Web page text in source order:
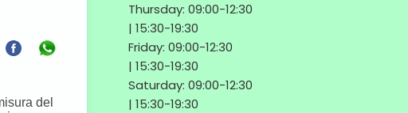
Thursday: 09:00-12:30
| 15:30-19:30
Friday: 09:00-12:30
| 15:30-19:30
Saturday: 09:00-12:30
| 15:30-19:30